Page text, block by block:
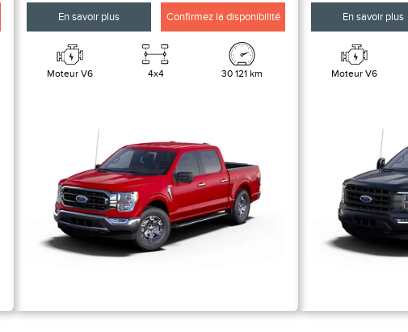
En savoir plus Confirmez la disponibilité
Moteur V6 4x4 30 121 km
En savoir plus
Moteur V6